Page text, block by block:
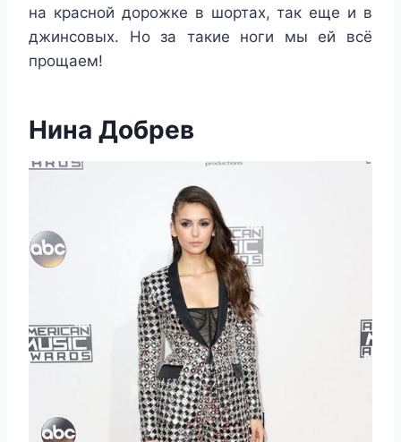
на красной дорожке в шортах, так еще и в
джинсовых. Но за такие ноги мы ей всё
прощаем!
Нина Добрев